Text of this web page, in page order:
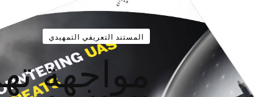
المستند التعريفي التمهيدي
مواجهة